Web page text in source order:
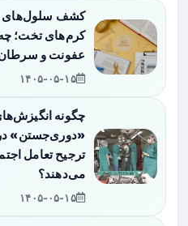
کشف سلول‌های
کرم‌های تخت؛
عفونت و سرطان
۱۴۰۵-۰۵-۱۵
چگونه
«دوری‌جستن»
ترجیح تعامل
می‌دهند؟
۱۴۰۵-۰۵-۱۵